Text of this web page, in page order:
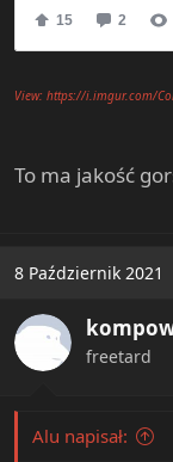
View: https://i.imgur.com/
To ma jakość
8 Październik 2021
freetard
Alu napisał: